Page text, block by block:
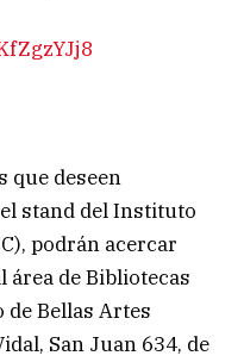
que deseen
stand del Instituto
podrán acercar
área de Bibliotecas
de Bellas Artes
San Juan 634, de